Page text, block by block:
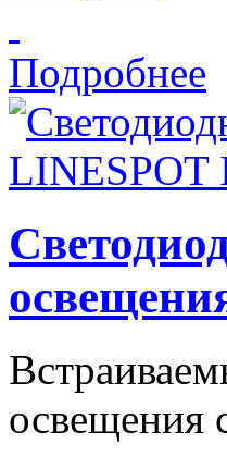
Подробнее
освещения